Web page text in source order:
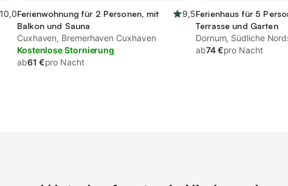
10,0Ferienwohnung für 2 Personen, mit
Balkon und Sauna
9,5
Cuxhaven, Bremerhaven Cuxhaven
Kostenlose Stornierung
ab61 €pro Nacht
Ferienhaus für 5
Terrasse und Garten
Dornum, Südliche
ab74 €pro Nacht